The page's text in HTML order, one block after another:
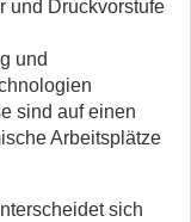
und Druckvorstufe
und
sind auf einen
Arbeitsplätze
sich